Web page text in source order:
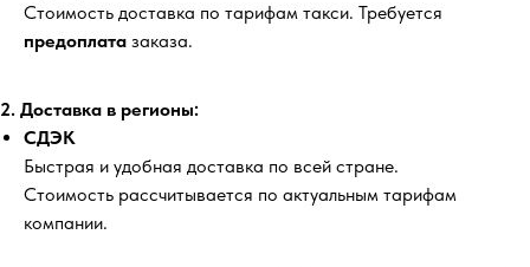
Стоимость доставка по тарифам такси. Требуется
предоплата заказа.
2. Доставка в регионы:
СДЭК
Быстрая и удобная доставка по всей стране.
Стоимость рассчитывается по актуальным тарифам
компании.